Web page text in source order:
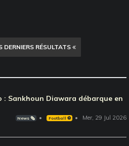
DERNIERS RÉSULTATS
: Sankhoun Diawara débarque en
News 🗞️ Football ⚽️ Mer, 29 Jul 2026